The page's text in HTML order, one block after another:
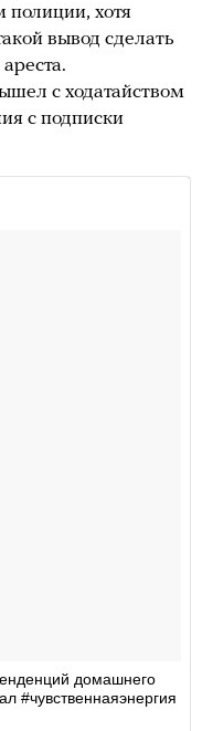
полиции, хотя
вывод сделать
с ходатайством
с подписки